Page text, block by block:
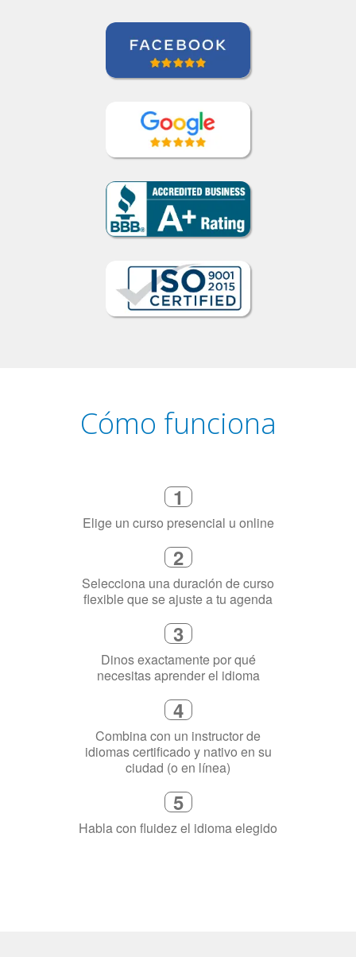
Cómo funciona
1
2
Selecciona una duración de curso
3
Dinos exactamente por qué
4
Combina con un instructor de
idiomas certificado y nativo en su
5